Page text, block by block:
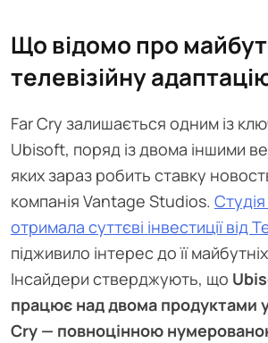
Що відомо про
телевізійну
Far Cry залишається одним із
Ubisoft, поряд із двома іншими
яких зараз робить ставку
компанія Vantage Studios.
отримала суттєві інвестиції від
підживило інтерес до її
Інсайдери стверджують, що
працює над двома продуктами у
Cry — повноцінною